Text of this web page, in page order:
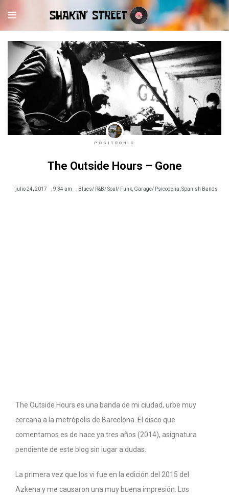
POSITRONIC
The Outside Hours – Gone
julio 24, 2017 9:34 am Blues/ R&B/ Soul/ Funk Garage/ Psicodelia Spanish Bands
The Outside Hours es una banda de mi ciudad, urbe muy
cercana a la metrópolis de Barcelona. El disco que
comentamos es de hace ya tres años (2014), asignatura
pendiente de este blog sin lugar a dudas.
La primera vez que los vi fue en la edición del 2015 del
Azkena y me causaron una muy buena impresión. Los